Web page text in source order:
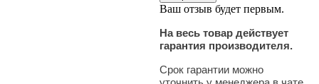
Ваш отзыв будет первым.
На весь товар действует
гарантия производителя.
Срок гарантии можно